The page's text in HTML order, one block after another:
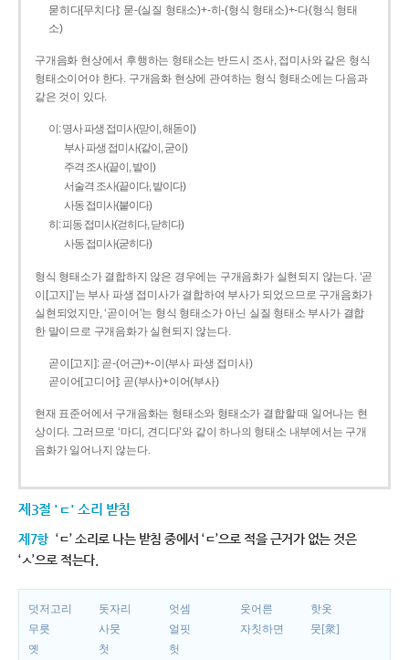
묻히다[무치다]: 묻­-(실질 형태소)+­-히­-(형식 형태소)+-다(형식 형태
소)
구개음화 현상에서 후행하는 형태소는 반드시 조사, 접미사와 같은 형식
형태소이어야 한다. 구개음화 현상에 관여하는 형식 형태소에는 다음과
같은 것이 있다.
이: 명사 파생 접미사(맏이, 해돋이)
부사 파생 접미사(같이, 굳이)
주격 조사(끝이, 밭이)
서술격 조사(끝이다, 밭이다)
사동 접미사(붙이다)
히: 피동 접미사(걷히다, 닫히다)
사동 접미사(굳히다)
형식 형태소가 결합하지 않은 경우에는 구개음화가 실현되지 않는다. ‘곧
이[고지]’는 부사 파생 접미사가 결합하여 부사가 되었으므로 구개음화가
실현되었지만, ‘곧이어’는 형식 형태소가 아닌 실질 형태소 부사가 결합
한 말이므로 구개음화가 실현되지 않는다.
곧이[고지]: 곧-­(어근)+­-이(부사 파생 접미사)
곧이어[고디어]: 곧(부사)+이어(부사)
현재 표준어에서 구개음화는 형태소와 형태소가 결합할 때 일어나는 현
상이다. 그러므로 ‘마디, 견디다’와 같이 하나의 형태소 내부에서는 구개
음화가 일어나지 않는다.
제3절 'ㄷ' 소리 받침
제7항 ‘ㄷ’ 소리로 나는 받침 중에서 ‘ㄷ’으로 적을 근거가 없는 것은
‘ㅅ’으로 적는다.
덧저고리 돗자리 엇셈 웃어른
핫옷
무릇
사뭇 얼핏 자칫하면
뭇[衆]
옛
첫 헛